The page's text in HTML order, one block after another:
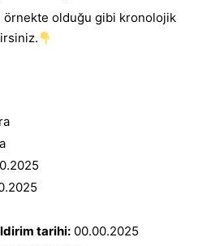
örnekte olduğu gibi kronolojik
tarihi: 00.00.2025